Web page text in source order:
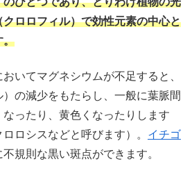
ロロフィル）で効性元素の中心と
。
いてマグネシウムが不足すると、
の減少をもたらし、一般に葉脈間
ったり、黄色くなったりします
ロシスなどと呼びます）。 イチゴ
規則な黒い斑点ができます。